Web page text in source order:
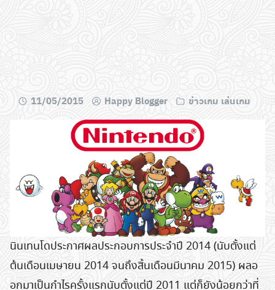
11/05/2015 Happy Blogger ข่าวเกม เล่นเกม
นินเทนโดประกาศผลประกอบการประจำปี 2014 (นับตั้งแต่
ต้นเดือนเมษายน 2014 จนถึงสิ้นเดือนมีนาคม 2015) ผลอ
อกมาเป็นกำไรครั้งแรกนับตั้งแต่ปี 2011 แต่ก็ยังน้อยกว่าที่